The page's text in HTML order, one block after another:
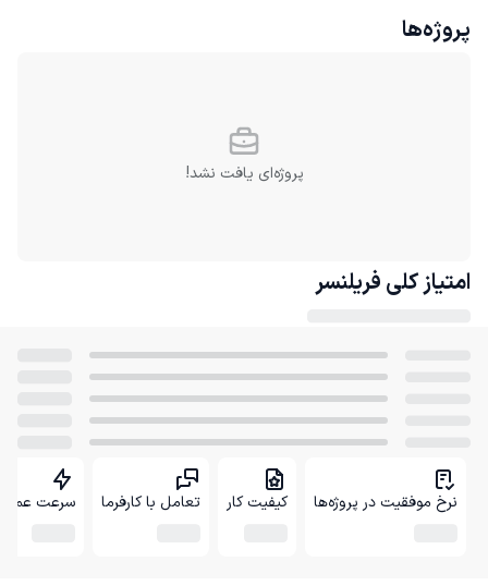
پروژه‌ها
پروژه‌ای یافت نشد!
امتیاز کلی فریلنسر
نرخ موفقیت در پروژه‌ها کیفیت کار تعامل با کارفرما سرعت عمل